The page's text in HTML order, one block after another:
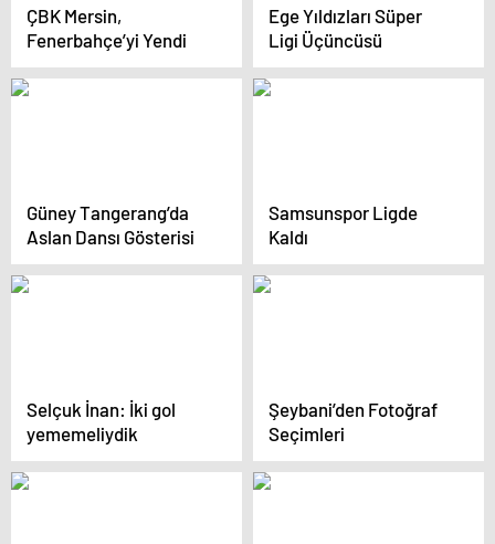
ÇBK Mersin,
Fenerbahçe’yi Yendi
Ege Yıldızları Süper
Ligi Üçüncüsü
Güney Tangerang’da
Aslan Dansı Gösterisi
Samsunspor Ligde
Kaldı
Selçuk İnan: İki gol
yememeliydik
Şeybani’den Fotoğraf
Seçimleri